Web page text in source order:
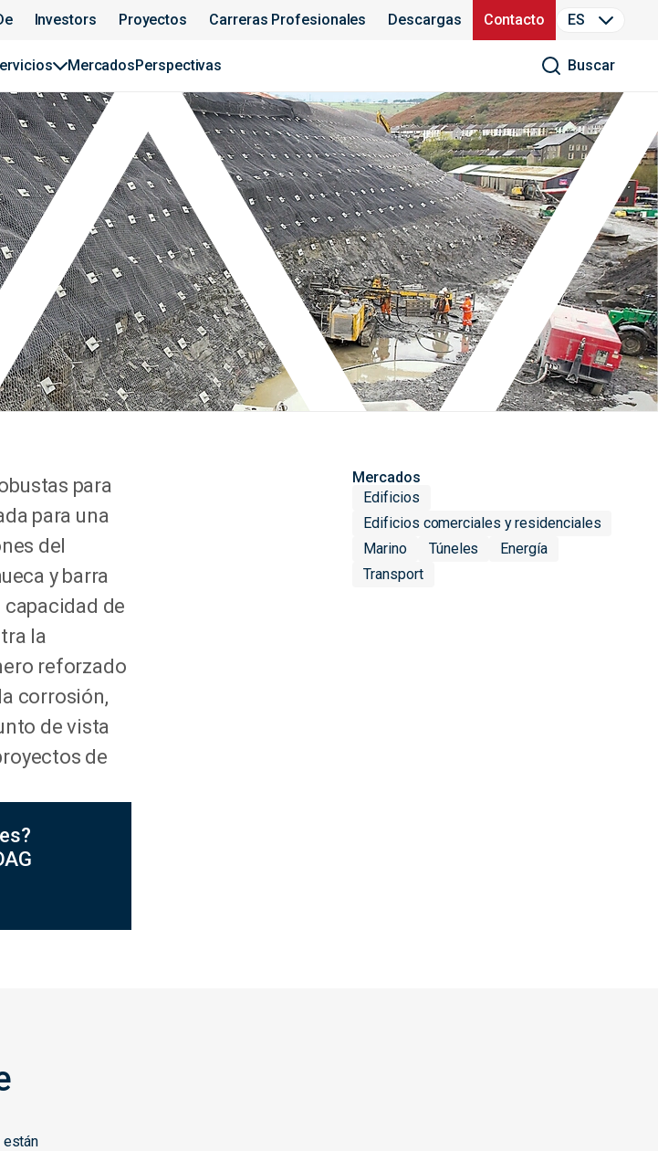
Investors Proyectos Carreras Profesionales Descargas Contacto ES
MercadosPerspectivas Buscar
para
para una
del
y barra
de
la
reforzado
corrosión,
de vista
de
Mercados
Edificios
Edificios comerciales y residenciales
Marino
Túneles
Energía
Transport
están